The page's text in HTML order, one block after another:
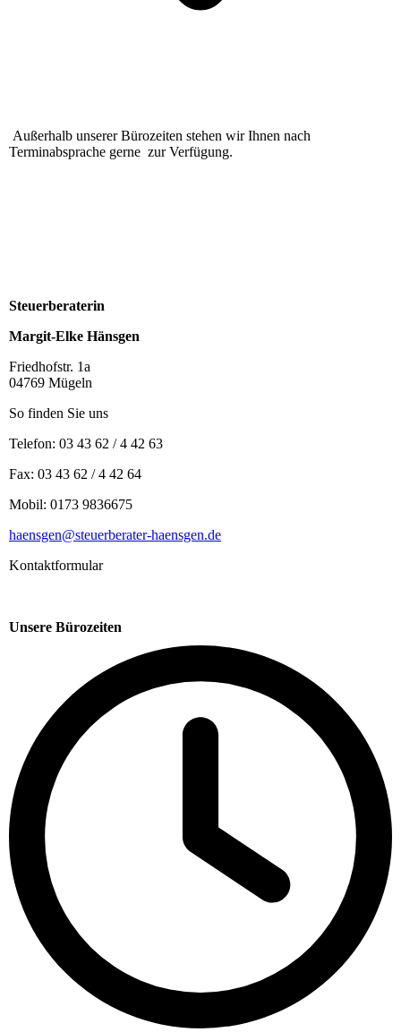
Außerhalb unserer Bürozeiten stehen wir Ihnen nach
Terminabsprache gerne zur Verfügung.
Steuerberaterin
Margit-Elke Hänsgen
Friedhofstr. 1a
04769 Mügeln
So finden Sie uns
Telefon: 03 43 62 / 4 42 63
Fax: 03 43 62 / 4 42 64
Mobil: 0173 9836675
haensgen@steuerberater-haensgen.de
Kontaktformular
Unsere Bürozeiten